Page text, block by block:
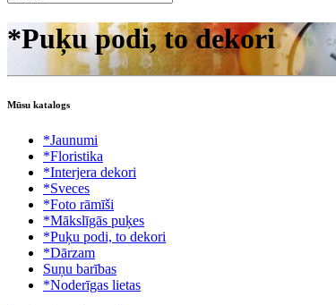
*Puķu podi, to dekori
Mūsu katalogs
*Jaunumi
*Floristika
*Interjera dekori
*Sveces
*Foto rāmīši
*Mākslīgās puķes
*Puķu podi, to dekori
*Dārzam
Suņu barības
*Noderīgas lietas